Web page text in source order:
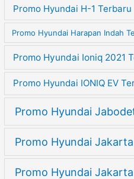
Promo Hyundai H-1 Terbaru
Promo Hyundai Harapan Indah
Promo Hyundai Ioniq 2021
Promo Hyundai IONIQ EV
Promo Hyundai
Promo Hyundai
Promo Hyundai